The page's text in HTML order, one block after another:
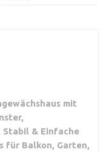
mit
Stabil & Einfache
für Balkon, Garten,